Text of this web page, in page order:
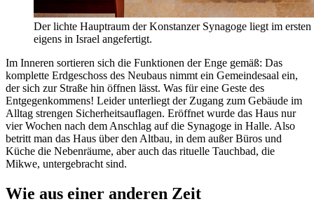
Der lichte Hauptraum der Konstanzer Synagoge liegt im
eigens in Israel angefertigt.
Im Inneren sortieren sich die Funktionen der Enge gemäß: Das
komplette Erdgeschoss des Neubaus nimmt ein Gemeindesaal ein,
der sich zur Straße hin öffnen lässt. Was für eine Geste des
Entgegenkommens! Leider unterliegt der Zugang zum Gebäude im
Alltag strengen Sicherheitsauflagen. Eröffnet wurde das Haus nur
vier Wochen nach dem Anschlag auf die Synagoge in Halle. Also
betritt man das Haus über den Altbau, in dem außer Büros und
Küche die Nebenräume, aber auch das rituelle Tauchbad, die
Mikwe, untergebracht sind.
Wie aus einer anderen Zeit